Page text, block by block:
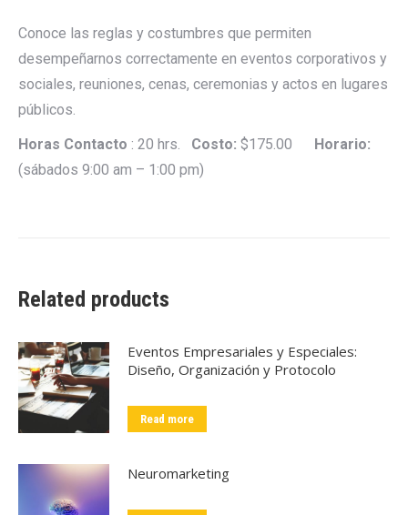
Conoce las reglas y costumbres que permiten
desempeñarnos correctamente en eventos corporativos y
sociales, reuniones, cenas, ceremonias y actos en lugares
públicos.
Horas Contacto : 20 hrs. Costo: $175.00
Horario:
(sábados 9:00 am – 1:00 pm)
Related products
Eventos Empresariales y Especiales:
Diseño, Organización y Protocolo
Read more
Neuromarketing